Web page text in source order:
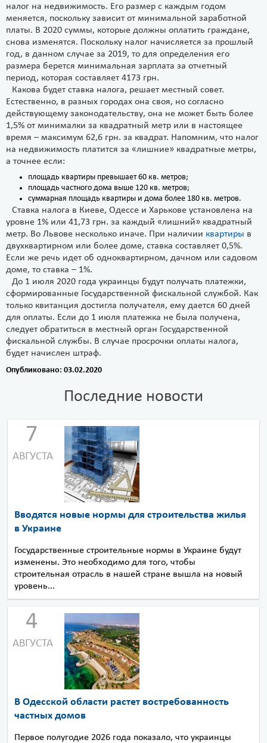
налог на недвижимость. Его размер с каждым годом
меняется, поскольку зависит от минимальной заработной
платы. В 2020 суммы, которые должны оплатить граждане,
снова изменятся. Поскольку налог начисляется за прошлый
год, в данном случае за 2019, то для определения его
размера берется минимальная зарплата за отчетный
период, которая составляет 4173 грн.
Какова будет ставка налога, решает местный совет.
Естественно, в разных городах она своя, но согласно
действующему законодательству, она не может быть более
1,5% от минималки за квадратный метр или в настоящее
время – максимум 62,6 грн. за квадрат. Напомним, что налог
на недвижимость платится за «лишние» квадратные метры,
а точнее если:
площадь квартиры превышает 60 кв. метров;
площадь частного дома выше 120 кв. метров;
суммарная площадь квартиры и дома более 180 кв. метров.
Ставка налога в Киеве, Одессе и Харькове установлена на
уровне 1% или 41,73 грн. за каждый «лишний» квадратный
метр. Во Львове несколько иначе. При наличии квартиры в
двухквартирном или более доме, ставка составляет 0,5%.
Если же речь идет об одноквартирном, дачном или садовом
доме, то ставка – 1%.
До 1 июля 2020 года украинцы будут получать платежки,
сформированные Государственной фискальной службой. Как
только квитанция достигла получателя, ему дается 60 дней
для оплаты. Если до 1 июля платежка не была получена,
следует обратиться в местный орган Государственной
фискальной службы. В случае просрочки оплаты налога,
будет начислен штраф.
Опубликовано: 03.02.2020
Последние новости
7
АВГУСТА
Вводятся новые нормы для строительства жилья
в Украине
Государственные строительные нормы в Украине будут
изменены. Это необходимо для того, чтобы
строительная отрасль в нашей стране вышла на новый
уровень...
4
АВГУСТА
В Одесской области растет востребованность
частных домов
Первое полугодие 2026 года показало, что украинцы